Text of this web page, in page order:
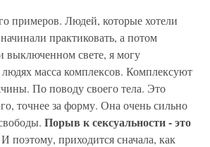
примеров. Людей, которые хотели
практиковать, а потом
выключенном свете, я могу
масса комплексов. Комплексуют
По поводу своего тела. Это
точнее за форму. Она очень сильно
Порыв к сексуальности - это
поэтому, приходится сначала, как